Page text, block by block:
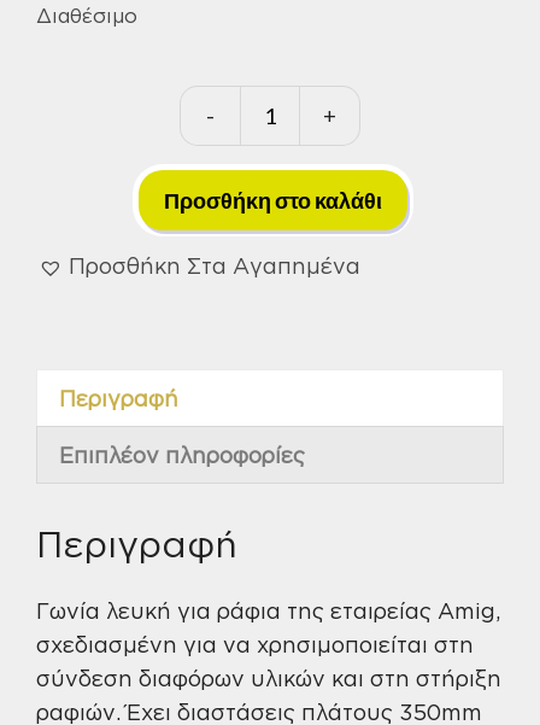
Διαθέσιμο
-
Γωνία
Λευκή
AMIG
350X300mm
ποσότητα
+
Προσθήκη στο καλάθι
Προσθήκη Στα Αγαπημένα
Περιγραφή
Επιπλέον πληροφορίες
Περιγραφή
Γωνία λευκή για ράφια της εταιρείας Amig,
σχεδιασμένη για να χρησιμοποιείται στη
σύνδεση διαφόρων υλικών και στη στήριξη
ραφιών. Έχει διαστάσεις πλάτους 350mm